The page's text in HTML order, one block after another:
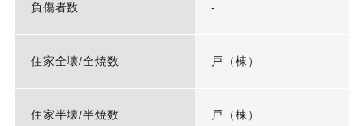
負傷者数 -
住家全壊/全焼数 戸（棟）
住家半壊/半焼数 戸（棟）